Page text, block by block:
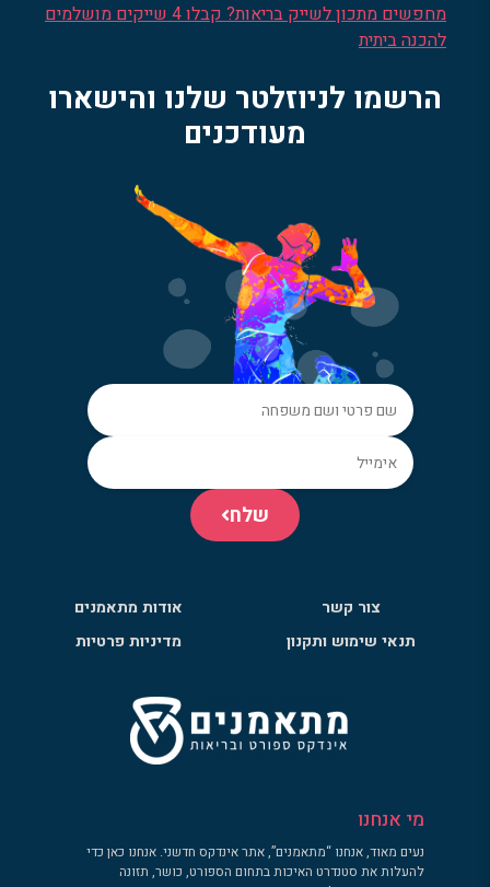
מחפשים מתכון לשייק בריאות? קבלו 4 שייקים מושלמים
להכנה ביתית
הרשמו לניוזלטר שלנו והישארו
מעודכנים
שלח
צור קשר
אודות מתאמנים
תנאי שימוש ותקנון
מדיניות פרטיות
מי אנחנו
נעים מאוד, אנחנו “מתאמנים”, אתר אינדקס חדשני. אנחנו כאן כדי
להעלות את סטנדרט האיכות בתחום הספורט, כושר, תזונה